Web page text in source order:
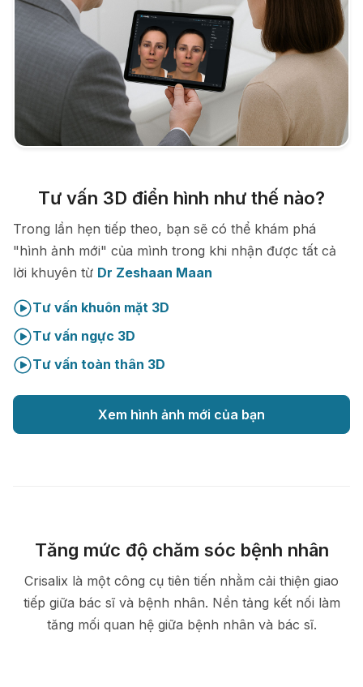
Tư vấn 3D điển hình như thế nào?
Trong lần hẹn tiếp theo, bạn sẽ có thể khám phá
"hình ảnh mới" của mình trong khi nhận được tất cả
lời khuyên từ Dr Zeshaan Maan
Tư vấn khuôn mặt 3D
Tư vấn ngực 3D
Tư vấn toàn thân 3D
Xem hình ảnh mới của bạn
Tăng mức độ chăm sóc bệnh nhân
Crisalix là một công cụ tiên tiến nhằm cải thiện giao
tiếp giữa bác sĩ và bệnh nhân. Nền tảng kết nối làm
tăng mối quan hệ giữa bệnh nhân và bác sĩ.